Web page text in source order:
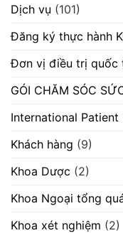
giá
cung
máy
scan”
Dịch vụ (101)
Đăng ký thực hành
Đơn vị điều trị quốc
GÓI CHĂM SÓC
International Patient
Khách hàng (9)
Khoa Dược (2)
Khoa Ngoại tổng
Khoa xét nghiệm (2)